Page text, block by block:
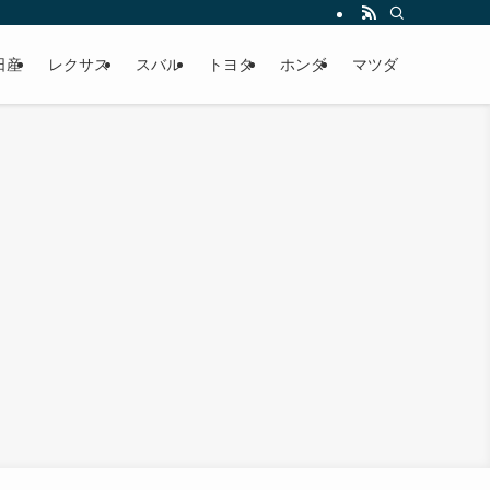
産 レクサス スバル トヨタ ホンダ マツダ